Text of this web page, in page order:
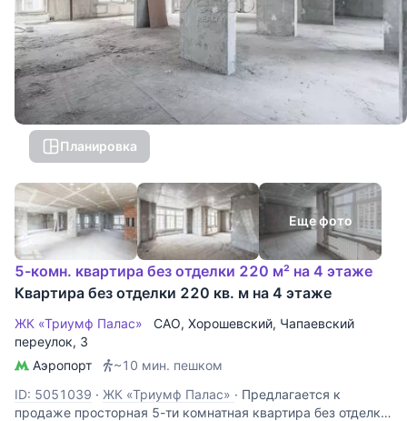
Планировка
Еще фото
5-комн. квартира без отделки 220 м² на 4 этаже
Квартира без отделки 220 кв. м на 4 этаже
ЖК «Триумф Палас» САО, Хорошевский, Чапаевский
переулок, 3
Аэропорт
~10 мин. пешком
ID: 5051039 · ЖК «Триумф Палас» · Предлагается к
продаже просторная 5-ти комнатная квартира без отделки